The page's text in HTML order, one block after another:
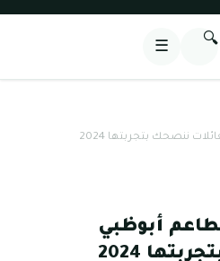
🔍
☰
ننصحك بتجربتها 2024
أبوظبي
2024